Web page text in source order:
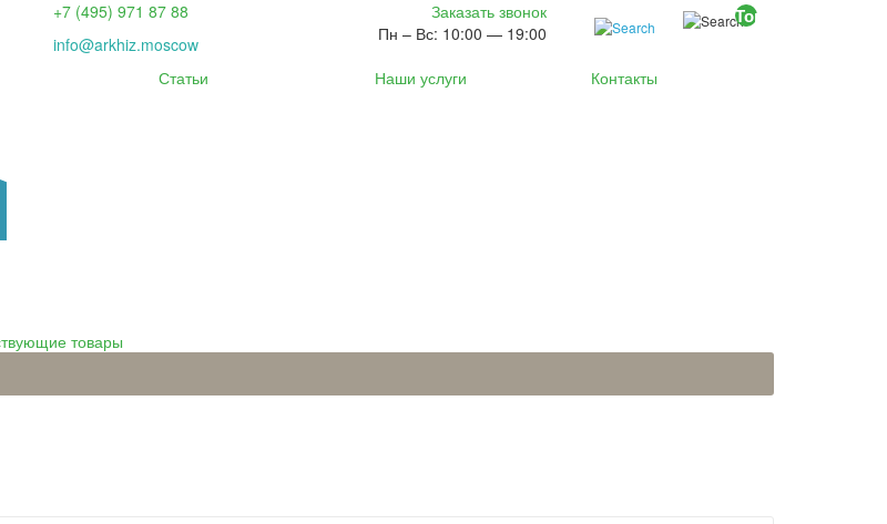
+7 (495) 971 87 88
info@arkhiz.moscow
Заказать звонок
Пн – Вс: 10:00 — 19:00
Товаров 0 (0р)
Статьи Наши услуги Контакты
товары